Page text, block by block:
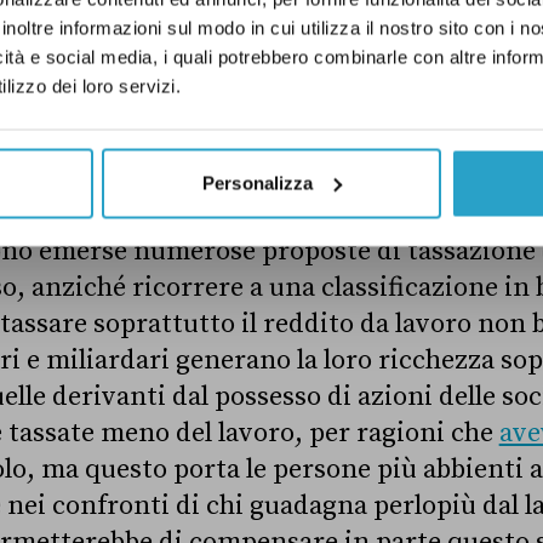
informazioni sul modo in cui utilizza il nostro sito con i
e social media, i quali potrebbero combinarle con altre
dei loro servizi.
Personalizza
imposte che paghiamo, come quelle
ossia la generazione di nuova
tratta di prelievi di entità ridotta, come
sulle auto o sulla proprietà di
emerse numerose proposte di
anziché ricorrere a una classificazione in
soprattutto il reddito da lavoro non
e miliardari generano la loro ricchezza
derivanti dal possesso di azioni delle
tassate meno del lavoro, per ragioni che
ma questo porta le persone più abbienti
confronti di chi guadagna perlopiù dal